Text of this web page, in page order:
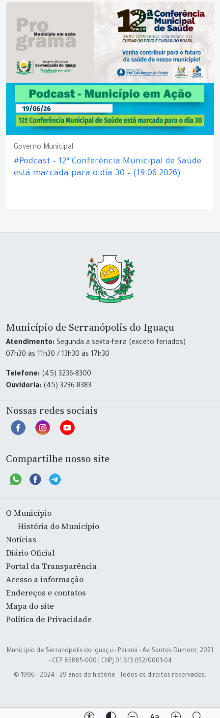
Governo Municipal
#Podcast – 12ª Conferência Municipal de Saúde
está marcada para o dia 30 – (19.06.2026)
Município de Serranópolis do Iguaçu
Atendimento: Segunda a sexta-feira (exceto feriados)
07h30 às 11h30 / 13h30 às 17h30
Telefone: (45) 3236-8300
Ouvidoria: (45) 3236-8383
Nossas redes sociais
Compartilhe nosso site
O Município
História do Município
Notícias
Diário Oficial
Portal da Transparência
Acesso a informação
Endereços e contatos
Mapa do site
Política de Privacidade
Município de Serranópolis do Iguaçu - Paraná - Av. Santos Dumont, 2021
- CEP 85885-000 | CNPJ 01.613.052/0001-04
© 1996 - 2024 - 29 anos de história - Todos os direitos reservados.